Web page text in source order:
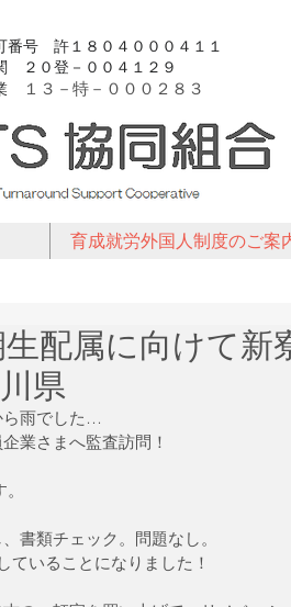
番号 許１８０４０００４１１
２０登－００４１２９
１３－特－ ０００２８３
育成就労外国人制度のご案
配属に向けて新
県
ら雨でした…
業さまへ監査訪問！
書類チェック。問題なし。
ていることになりました！